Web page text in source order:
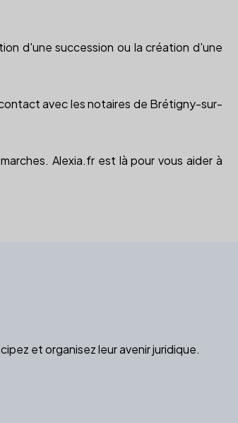
d'une succession ou la création d'une
avec les notaires de Brétigny-sur-
Alexia.fr est là pour vous aider à
et organisez leur avenir juridique.